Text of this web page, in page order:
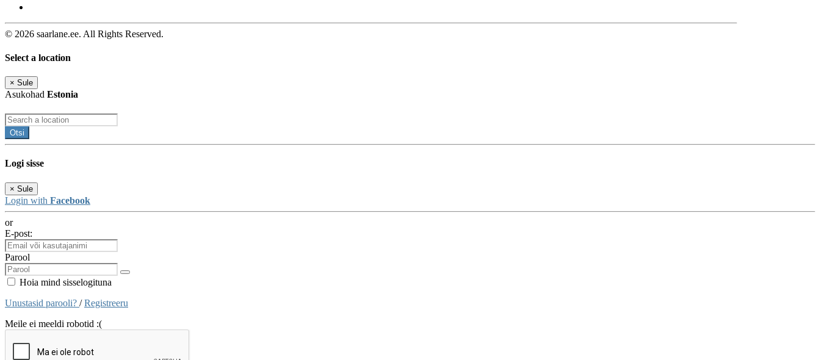
© 2026 saarlane.ee. All Rights Reserved.
Select a location
× Sule
Asukohad Estonia
Otsi
Logi sisse
× Sule
Login with Facebook
or
E-post:
Parool
Hoia mind sisselogituna
Unustasid parooli? /Registreeru
Meile ei meeldi robotid :(